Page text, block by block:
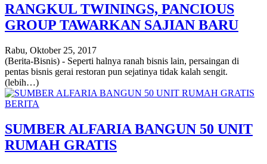
RANGKUL TWININGS, PANCIOUS
GROUP TAWARKAN SAJIAN BARU
Rabu, Oktober 25, 2017
(Berita-Bisnis) - Seperti halnya ranah bisnis lain, persaingan di
pentas bisnis gerai restoran pun sejatinya tidak kalah sengit.
(lebih…)
BERITA
SUMBER ALFARIA BANGUN 50 UNIT
RUMAH GRATIS